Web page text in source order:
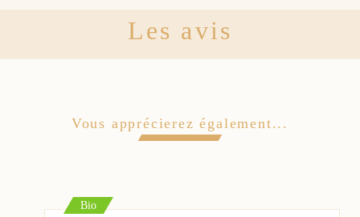
Les avis
Vous apprécierez également...
Bio